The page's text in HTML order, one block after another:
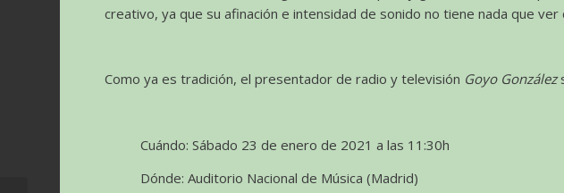
creativo, ya que su afinación e intensidad de sonido no tiene nada que ver
Como ya es tradición, el presentador de radio y televisión Goyo González
Cuándo: Sábado 23 de enero de 2021 a las 11:30h
Dónde: Auditorio Nacional de Música (Madrid)